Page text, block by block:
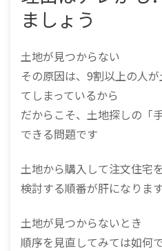
ましょう
土地が見つからない
その原因は、9割以上の人
てしまっているから
だからこそ、土地探しの「
できる問題です
土地から購入して注文住宅
検討する順番が肝になりま
土地が見つからないとき
順序を見直してみては如何